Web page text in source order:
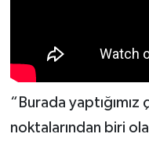
“Burada yaptığımız
noktalarından biri